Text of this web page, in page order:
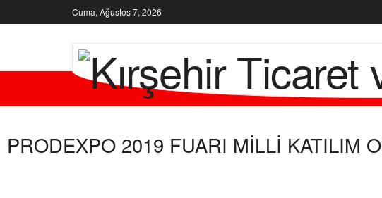
Cuma, Ağustos 7, 2026
KURUMSAL ODAMIZ
PRODEXPO 2019 FUARI MİLLİ KATILIM